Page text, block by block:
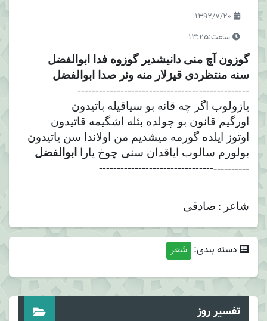
ساعت:13:25
گوزون آچ منی دانیشدیر گوزوه فدا ابوالفضل
سنه منتظردی قیزلار منه وئر صدا ابوالفضل
------------------------------------------------
یازولوب اگر چه قانه بو سیاقیله باتیدون
اورگیم قانون بو چولده بئله اشگیمه قاتیدون
اوتوز ایلده گورمه میشدیم من اولاندا سن یاتیدون
بولورم سالوب ایاقدان سنی چوخ یارا
ابوالفضل
----------
--------------------------------
شاعر : صادقی
دسته بندی: شعر
تفسیر روز